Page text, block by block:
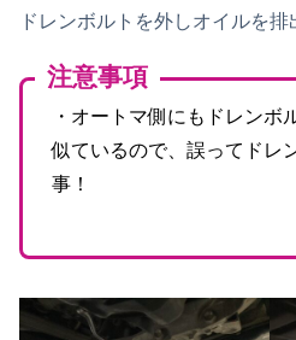
ドレンボルトを外しオイルを排
注意事項
・オートマ側にもドレンボ
似ているので、誤ってドレ
事！